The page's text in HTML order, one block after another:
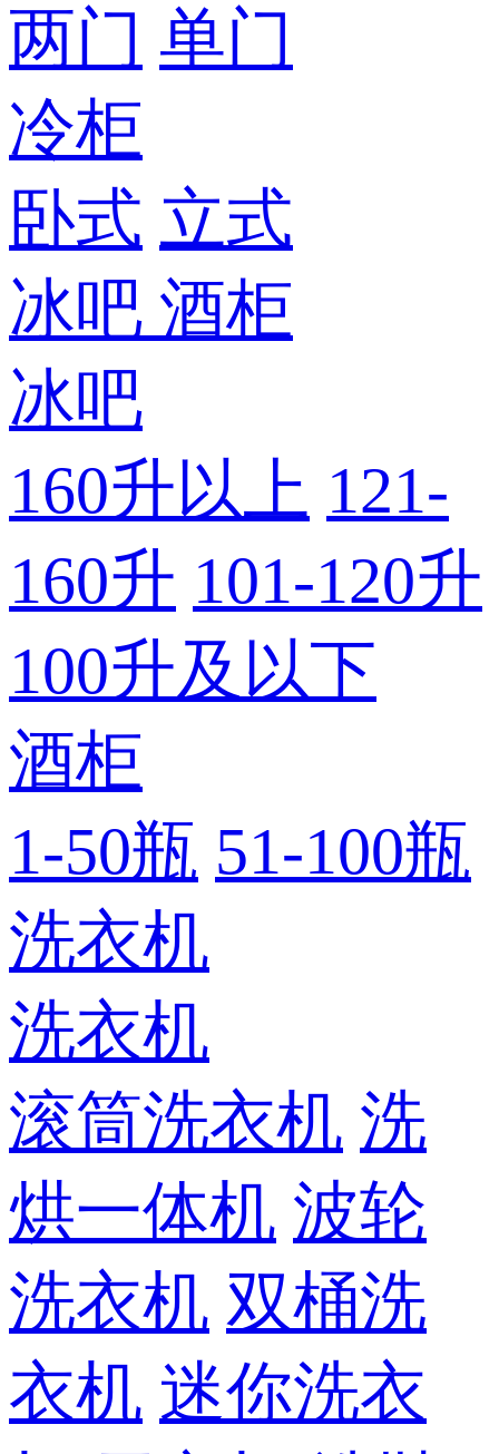
两门 单门
冷柜
卧式 立式
冰吧 酒柜
冰吧
160升以上 121-
160升 101-120升
100升及以下
酒柜
1-50瓶 51-100瓶
洗衣机
洗衣机
滚筒洗衣机 洗
烘一体机 波轮
洗衣机 双桶洗
衣机 迷你洗衣